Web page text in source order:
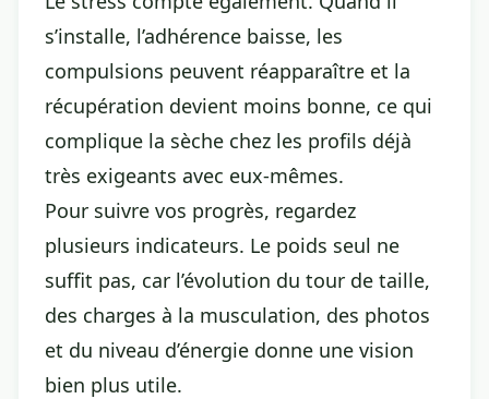
s’installe, l’adhérence baisse, les
compulsions peuvent réapparaître et la
récupération devient moins bonne, ce qui
complique la sèche chez les profils déjà
très exigeants avec eux-mêmes.
Pour suivre vos progrès, regardez
plusieurs indicateurs. Le poids seul ne
suffit pas, car l’évolution du tour de taille,
des charges à la musculation, des photos
et du niveau d’énergie donne une vision
bien plus utile.